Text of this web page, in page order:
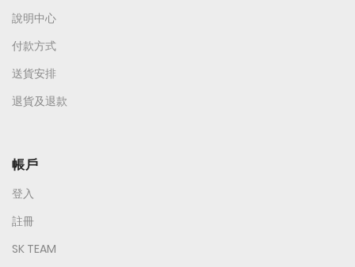
說明中心
付款方式
送貨安排
退貨及退款
帳戶
登入
註冊
SK TEAM